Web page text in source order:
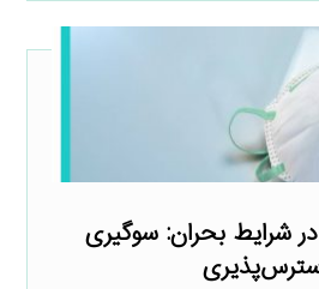
شرایط بحران: سوگیری